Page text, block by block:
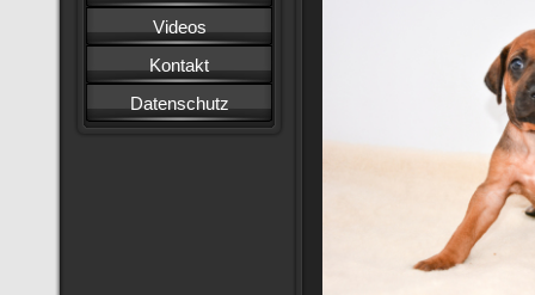
Videos
Kontakt
Datenschutz